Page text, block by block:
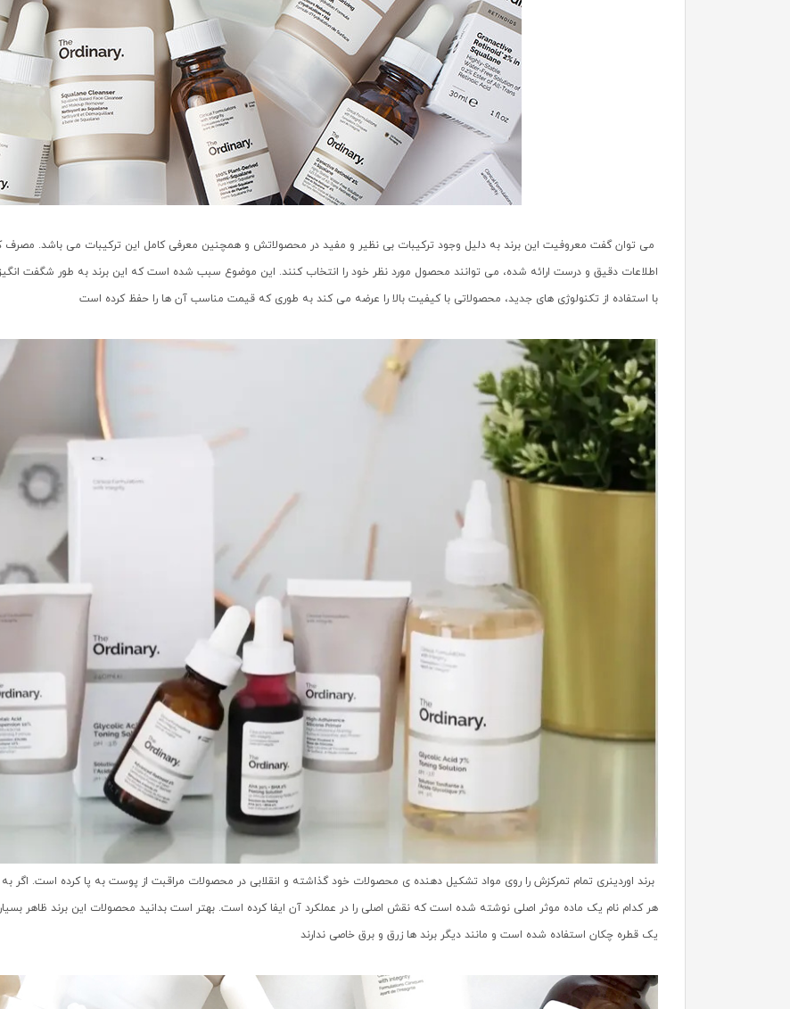
می توان گفت معروفیت این برند به دلیل وجود ترکیبات بی نظیر و مفید در محصولاتش و همچنین معرفی کامل این ترکیبات می باشد. مصرف
اطلاعات دقیق و درست ارائه شده، می توانند محصول مورد نظر خود را انتخاب کنند. این موضوع سبب شده است که این برند به طور شگفت انگیزی
با استفاده از تکنولوژی های جدید، محصولاتی با کیفیت بالا را عرضه می کند به طوری که قیمت مناسب آن ها را حفظ کرده است
برند اوردینری تمام تمرکزش را روی مواد تشکیل دهنده ی محصولات خود گذاشته و انقلابی در محصولات مراقبت از پوست به پا کرده است. اگر
هر کدام نام یک ماده موثر اصلی نوشته شده است که نقش اصلی را در عملکرد آن ایفا کرده است. بهتر است بدانید محصولات این برند ظاهر
یک قطره چکان استفاده شده است و مانند دیگر برند ها زرق و برق خاصی ندارند